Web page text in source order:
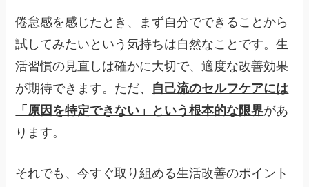
倦怠感を感じたとき、まず自分でできることから
試してみたいという気持ちは自然なことです。生
活習慣の見直しは確かに大切で、適度な改善効果
が期待できます。ただ、 自己流のセルフケアには
「原因を特定できない」という根本的な限界があ
ります。
それでも、今すぐ取り組める生活改善のポイント